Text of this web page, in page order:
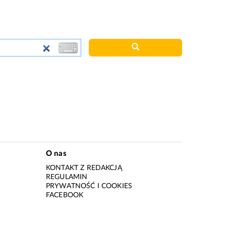
O nas
KONTAKT Z REDAKCJĄ
REGULAMIN
PRYWATNOŚĆ I COOKIES
FACEBOOK